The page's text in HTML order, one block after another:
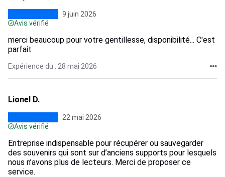
9 juin 2026
Avis vérifié
merci beaucoup pour votre gentillesse, disponibilité... C'est
parfait
Expérience du : 28 mai 2026
Lionel D.
22 mai 2026
Avis vérifié
Entreprise indispensable pour récupérer ou sauvegarder
des souvenirs qui sont sur d’anciens supports pour lesquels
nous n’avons plus de lecteurs. Merci de proposer ce
service.